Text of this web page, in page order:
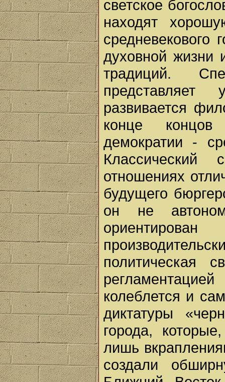
светское
находят
средневекового
духовной жизни
традиций.
представляет
развивается
конце концов
демократии -
Классический
отношениях
будущего
он не
политическая
колеблется и
диктатуры
города,
лишь
создали